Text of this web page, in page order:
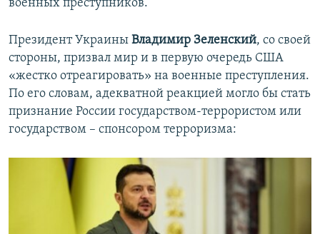
военных преступников.
Президент Украины Владимир Зеленский, со своей
стороны, призвал мир и в первую очередь США
«жестко отреагировать» на военные преступления.
По его словам, адекватной реакцией могло бы стать
признание России государством-террористом или
государством – спонсором терроризма: